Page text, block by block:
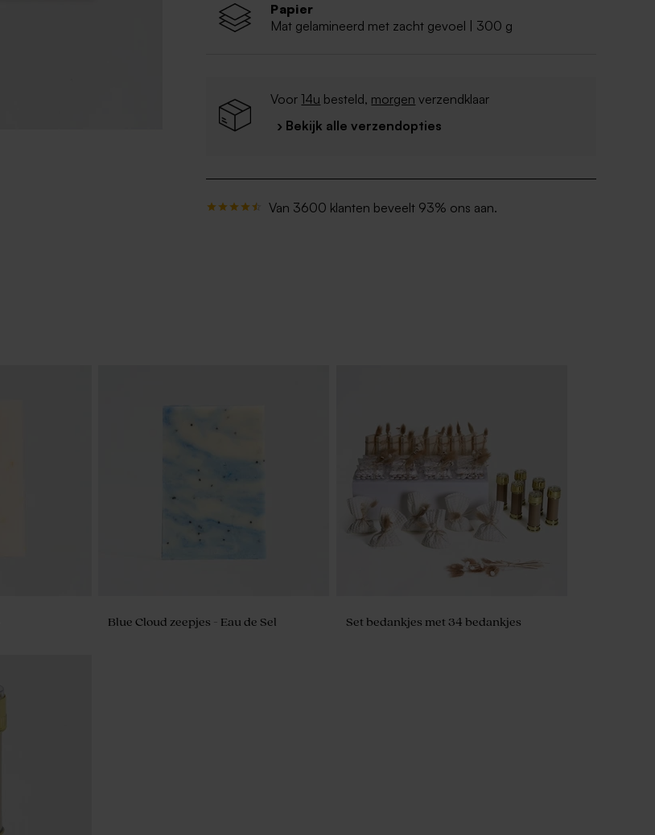
Papier
Mat gelamineerd met zacht gevoel | 300 g
Voor14u besteld, morgen verzendklaar
› Bekijk alle verzendopties
Van 3600 klanten beveelt 93% ons aan.
Blue Cloud zeepjes - Eau de Sel Set bedankjes met 34 bedankjes